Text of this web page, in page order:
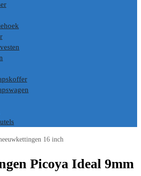
16 inch
Picoya Ideal 9mm